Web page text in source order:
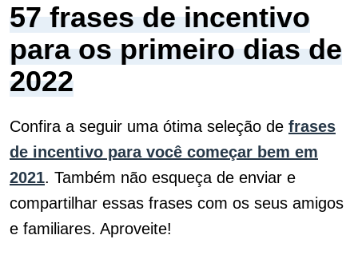
57 frases de incentivo
para os primeiro dias de
2022
Confira a seguir uma ótima seleção de frases
de incentivo para você começar bem em
2021. Também não esqueça de enviar e
compartilhar essas frases com os seus amigos
e familiares. Aproveite!